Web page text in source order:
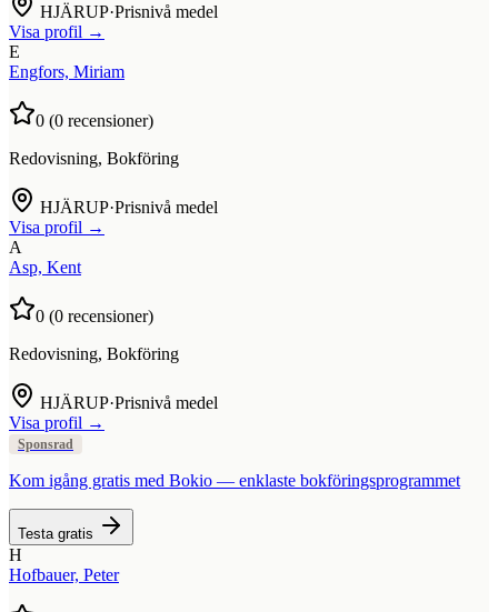
HJÄRUP·Prisnivå medel
Visa profil →
E
Engfors, Miriam
0 (0 recensioner)
Redovisning, Bokföring
HJÄRUP·Prisnivå medel
Visa profil →
A
Asp, Kent
0 (0 recensioner)
Redovisning, Bokföring
HJÄRUP·Prisnivå medel
Visa profil →
Sponsrad
Kom igång gratis med Bokio — enklaste bokföringsprogrammet
Testa gratis
H
Hofbauer, Peter